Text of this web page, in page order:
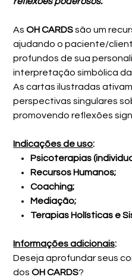
AsOH CARDSsão um
ajudando o paciente/
profundos de sua
interpretação simbólica
As cartas ilustradas
perspectivas singulares
promovendo reflexões
Indicações de uso:
Psicoterapias
Recursos Humanos;
Coaching;
Mediação;
Terapias Holísticas e
Informações adicionais:
Deseja aprofundar seus
dosOH CARDS?